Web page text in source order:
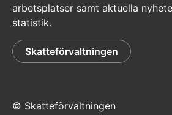
arbetsplatser samt aktuella
statistik.
Skatteförvaltningen
© Skatteförvaltningen